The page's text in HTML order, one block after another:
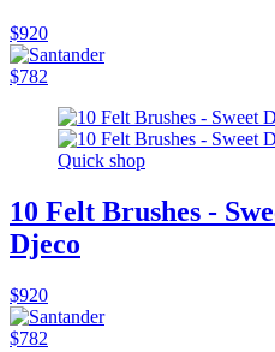
$920
$782
Quick shop
10 Felt Brushes -
Djeco
$920
$782